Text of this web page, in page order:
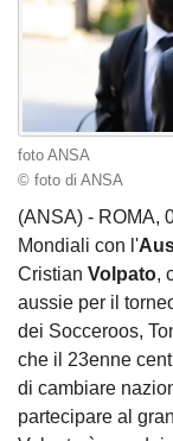
foto ANSA
© foto di ANSA
(ANSA) - ROMA,
Mondiali con l'
Cristian Volpato,
aussie per il
dei Socceroos,
che il 23enne
di cambiare
partecipare al